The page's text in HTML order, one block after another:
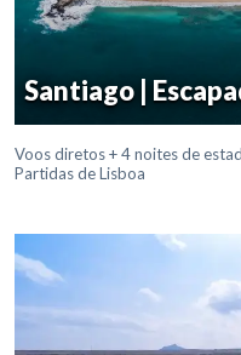
Santiago |
Voos diretos + 4 noites de
Partidas de Lisboa